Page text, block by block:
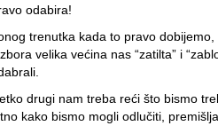
odabira!
trenutka kada to pravo
velika većina nas “zatilta” i
drugi nam treba reći što bismo
kako bismo mogli odlučiti,